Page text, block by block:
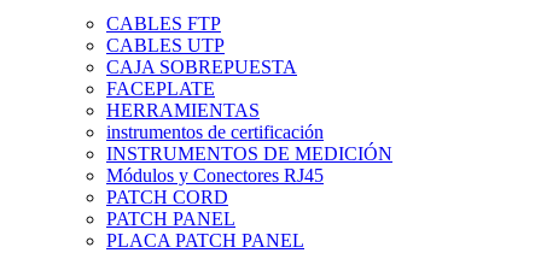
CABLES FTP
CABLES UTP
CAJA SOBREPUESTA
FACEPLATE
HERRAMIENTAS
instrumentos de certificación
INSTRUMENTOS DE MEDICIÓN
Módulos y Conectores RJ45
PATCH CORD
PATCH PANEL
PLACA PATCH PANEL